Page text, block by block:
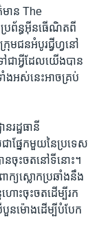
ាន The
រព័ន្ធអ៊ីនធើណិត​ពី​
រុម​ជនអំបូរ​ជ្វីហ្វនៅ​
ជា​អ្វី​ដែល​យើង​បាន
ងអស់នេះអាច​គ្រប់
រដ្ឋធានី
ាផ្នែកមួយ​នៃ​ប្រទេស​
នចុះចត​នៅទីនោះ។
ក្យ​ស្លោកប្រឆាំង​នឹង
ោះ​ចុះចតដើម្បី​រក​
នម៉ោង​ដើម្បីបំបែក​